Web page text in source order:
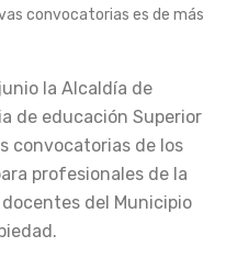
convocatorias es de más
la Alcaldía de
de educación Superior
convocatorias de los
profesionales de la
del Municipio